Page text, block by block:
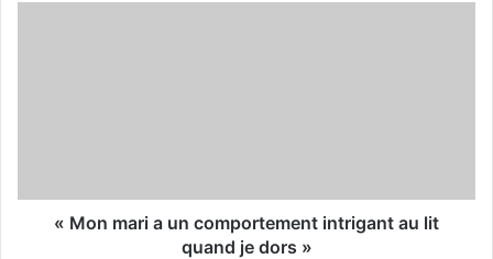
« Mon mari a un comportement intrigant au lit
quand je dors »